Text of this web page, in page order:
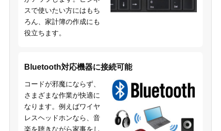
スで使いたい方にはもち
ろん、家計簿の作成にも
役立ちます。
Bluetooth対応機器に接続可能
コードが邪魔にならず、
さまざまな作業が快適に
なります。例えばワイヤ
レスヘッドホンなら、音
楽を聴きながら家事をし